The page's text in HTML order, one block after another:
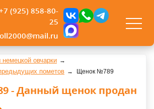
(925) 858-80-
25
немецкой овчарки
пометов
Щенок №789
- Данный щенок продан